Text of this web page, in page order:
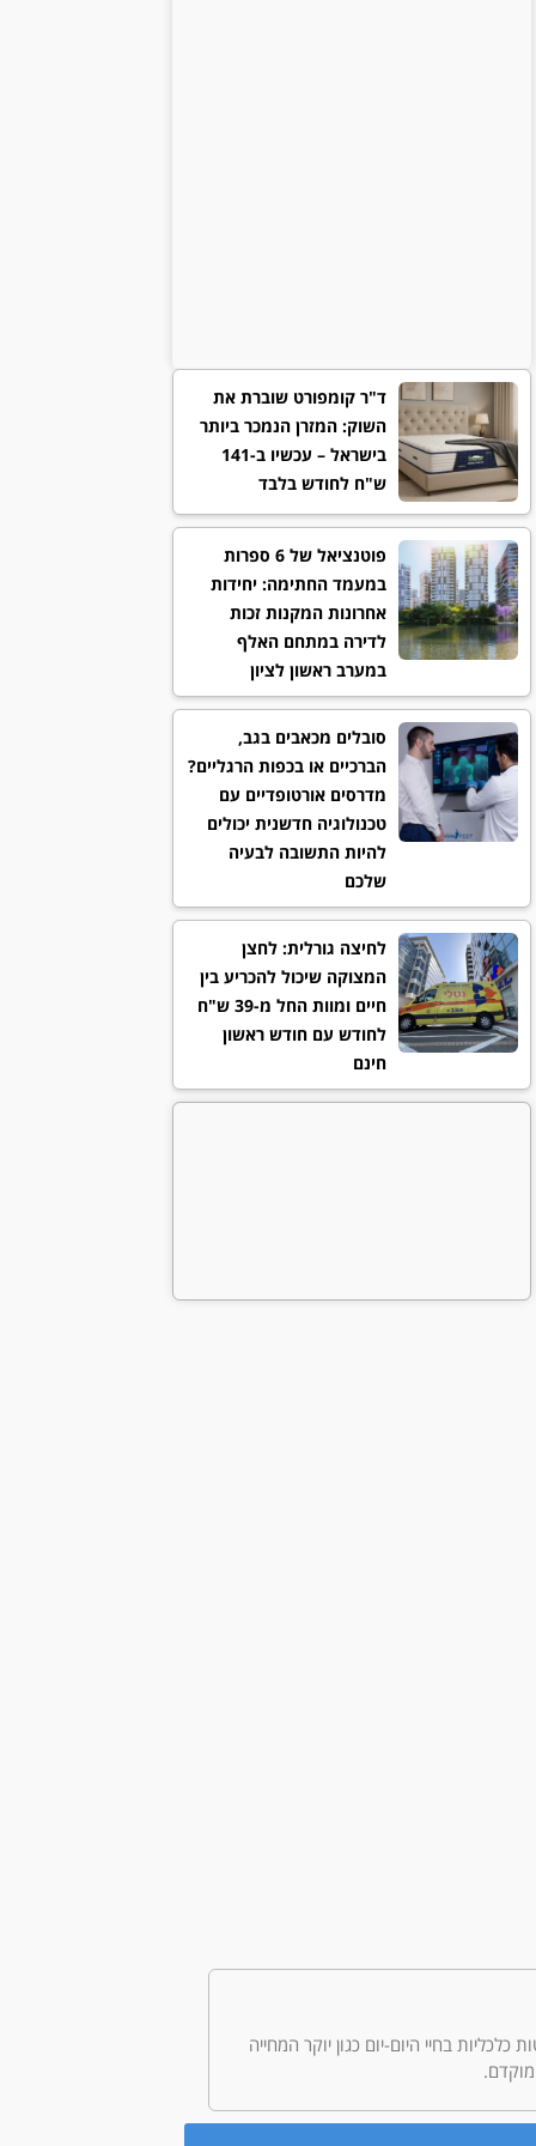
ד"ר קומפורט שוברת את
השוק: המזרן הנמכר ביותר
בישראל – עכשיו ב-141
ש"ח לחודש בלבד
פוטנציאל של 6 ספרות
במעמד החתימה: יחידות
אחרונות המקנות זכות
לדירה במתחם האלף
במערב ראשון לציון
סובלים מכאבים בגב,
הברכיים או בכפות הרגליים?
מדרסים אורטופדיים עם
טכנולוגיה חדשנית יכולים
להיות התשובה לבעיה
שלכם
לחיצה גורלית: לחצן
המצוקה שיכול להכריע בין
חיים ומוות החל מ-39 ש"ח
לחודש עם חודש ראשון
חינם
כלכליות בחיי היום-יום כגון יוקר המחייה